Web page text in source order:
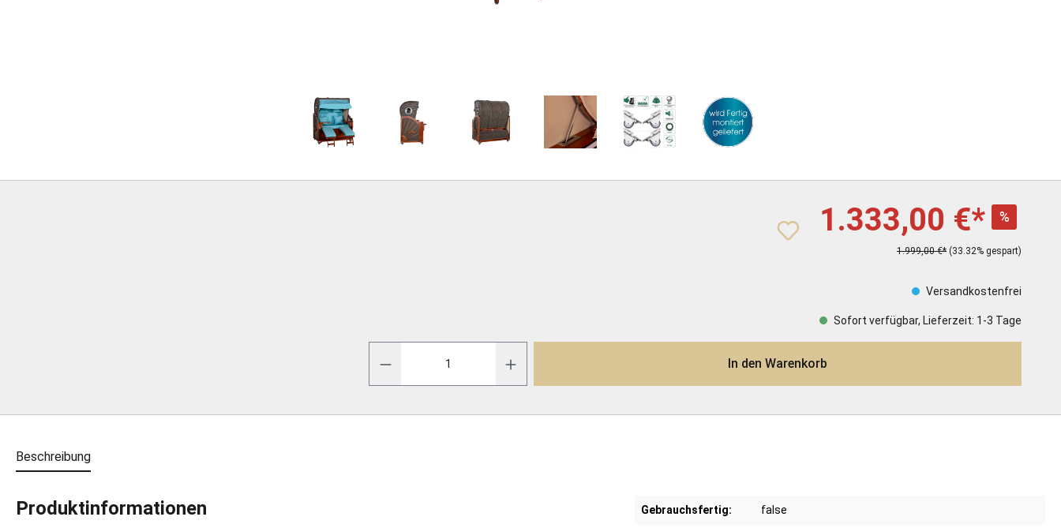
1.333,00 €* %
1.999,00 €* (33.32% gespart)
Versandkostenfrei
Sofort verfügbar, Lieferzeit: 1-3 Tage
In den Warenkorb
Beschreibung
Produktinformationen Gebrauchsfertig: false